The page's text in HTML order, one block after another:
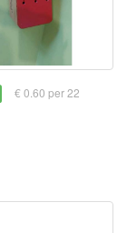
€ 0.60 per 22